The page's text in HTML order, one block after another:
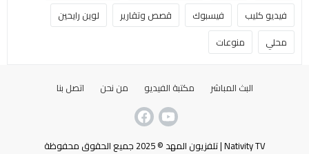
فيديو كليب
فيسبوك قصص وتقارير
لوين رايحين
محلي
منوعات
البث المباشر مكتبة الفيديو من نحن اتصل بنا
Nativity TV | تلفزيون المهد © 2025 جميع الحقوق محفوظة